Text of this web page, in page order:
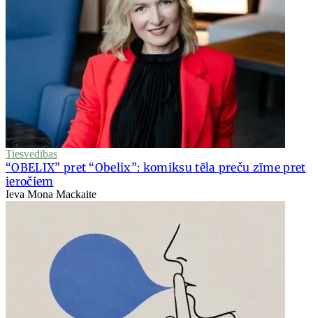
Tiesvedības
“OBELIX” pret “Obelix”: komiksu tēla preču zīme pret
ieročiem
Ieva Mona Mackaite